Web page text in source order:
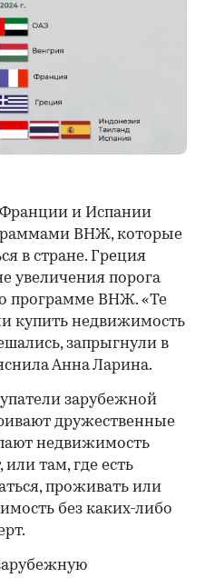
и Испании
ВНЖ, которые
в стране. Греция
увеличения порога
программе ВНЖ. «Те
купить недвижимость
запрыгнули в
Анна Ларина.
зарубежной
дружественные
недвижимость
или там, где есть
проживать или
без каких-либо